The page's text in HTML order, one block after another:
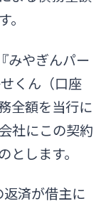
みやぎんパー
くん（口座
全額を当行に
社にこの契約
します。
済が借主に